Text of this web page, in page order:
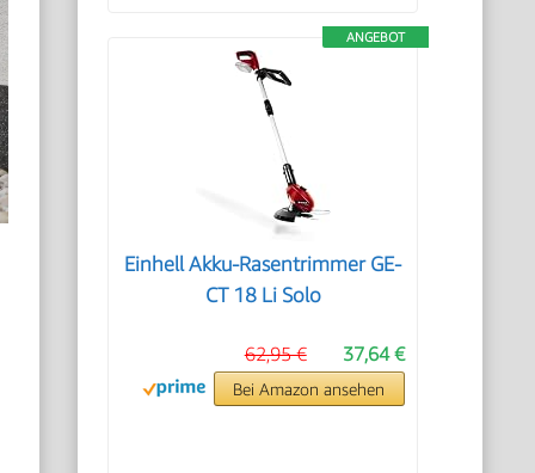
ANGEBOT
Einhell Akku-Rasentrimmer GE-
CT 18 Li Solo
37,64 €
62,95 €
Bei Amazon ansehen